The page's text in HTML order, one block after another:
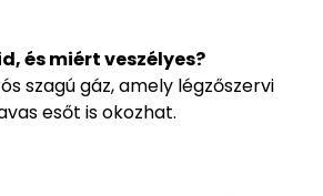
és miért veszélyes?
szagú gáz, amely légzőszervi
esőt is okozhat.